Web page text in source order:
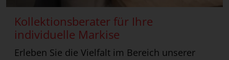
Kollektionsberater für Ihre
individuelle Markise
Erleben Sie die Vielfalt im Bereich unserer